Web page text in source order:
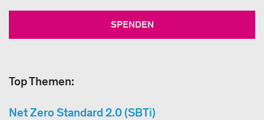
SPENDEN
Top Themen:
Net Zero Standard 2.0 (SBTi)